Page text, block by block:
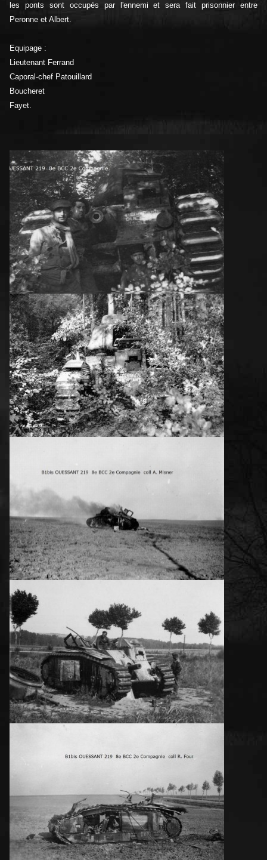
les ponts sont occupés par l'ennemi et sera fait prisonnier entre
Peronne et Albert.
Equipage :
Lieutenant Ferrand
Caporal-chef Patouillard
Boucheret
Fayet.